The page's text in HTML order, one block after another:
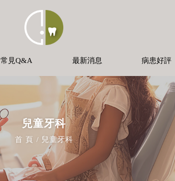
常見Q&A 最新消息 病患好評
兒童牙科
首 頁 兒童牙科